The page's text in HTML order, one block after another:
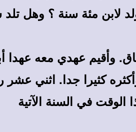
لابن مئة سنة ؟ وهل
وأقيم عهدي معه عهدا
كثيرا جدا. اثني عشر
في السنة الآتية